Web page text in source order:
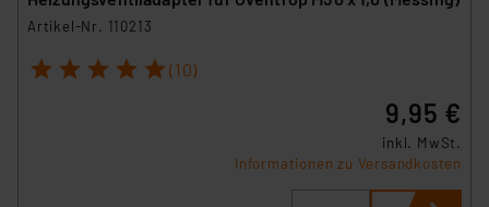
Artikel-Nr. 110213
1 2 3 4 5 (10)
9,95 €
inkl. MwSt.
Informationen zu Versandkosten